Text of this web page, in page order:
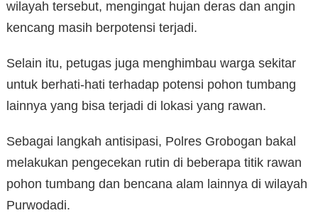
wilayah tersebut, mengingat hujan deras dan angin
kencang masih berpotensi terjadi.
Selain itu, petugas juga menghimbau warga sekitar
untuk berhati-hati terhadap potensi pohon tumbang
lainnya yang bisa terjadi di lokasi yang rawan.
Sebagai langkah antisipasi, Polres Grobogan bakal
melakukan pengecekan rutin di beberapa titik rawan
pohon tumbang dan bencana alam lainnya di wilayah
Purwodadi.